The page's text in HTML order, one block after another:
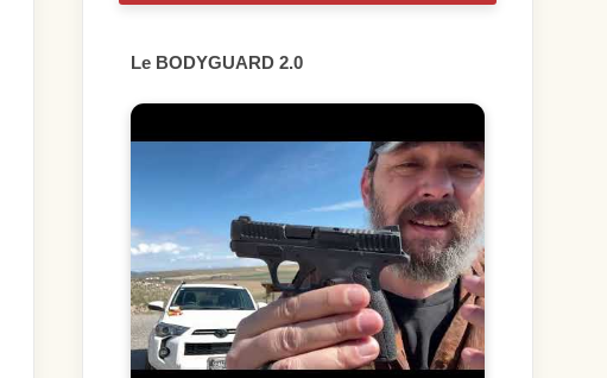
Le BODYGUARD 2.0